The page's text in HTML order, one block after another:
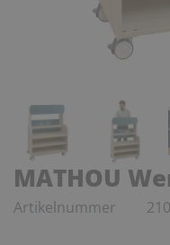
MATHOU
Artikelnummer